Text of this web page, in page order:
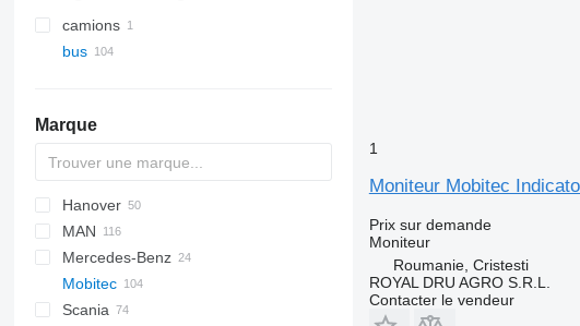
camions
bus
Marque
Futura
Hanover
Crossway
Daily
Magelys
Proway
MAN
A-series
Lion's series
Mercedes-Benz
Citaro
Mobitec
Cityliner
Scania
1
Moniteur Mobitec
Prix sur demande
Moniteur
Roumanie, Cristesti
ROYAL DRU AGRO S.R.L.
Contacter le vendeur